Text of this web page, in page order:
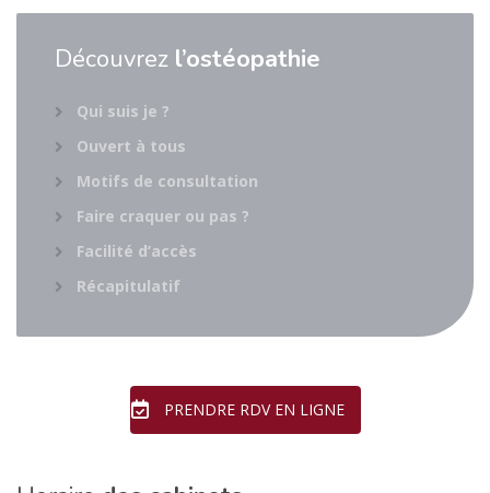
Découvrez l’ostéopathie
Qui suis je ?
Ouvert à tous
Motifs de consultation
Faire craquer ou pas ?
Facilité d’accès
Récapitulatif
PRENDRE RDV EN LIGNE